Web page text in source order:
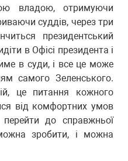
владою, отримуючи
суддів, через три
президентський
в Офісі президента і
в суди, і все це може
самого Зеленського.
це питання кожного
від комфортних умов
до справжньої
зробити, і можна